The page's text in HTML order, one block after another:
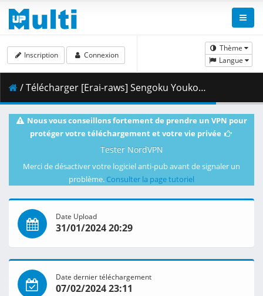
Thème
Langue
Inscription Connexion
/ Télécharger [Erai-raws] Sengoku Youko - 04 [1080p][HEVC][Multiple Subtitle][14E7D8DD].mkv.001 ( 368.82 MB )
Nous vous conseillons fortement de prendre un VPN pour
protéger votre téléchargement et votre vie privée
Tester NordVPN
Merci de désactiver votre logiciel anti-pub avant de signaler un
problème. Consulter la page tutoriel
Date Upload
31/01/2024 20:29
Date dernier téléchargement
07/02/2024 23:11